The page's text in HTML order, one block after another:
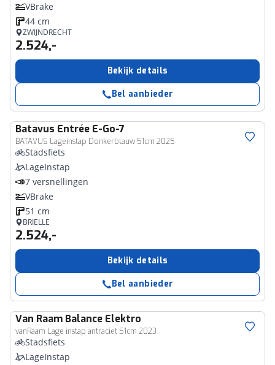
VBrake
44 cm
ZWIJNDRECHT
2.524,-
Bekijk details
Bel aanbieder
Batavus Entrée E-Go-7
BATAVUS Lageinstap Donkerblauw 51cm 2025
Stadsfiets
LageInstap
7 versnellingen
VBrake
51 cm
BRIELLE
2.524,-
Bekijk details
Bel aanbieder
Van Raam Balance Elektro
vanRaam Lage instap antraciet 51cm 2023
Stadsfiets
LageInstap